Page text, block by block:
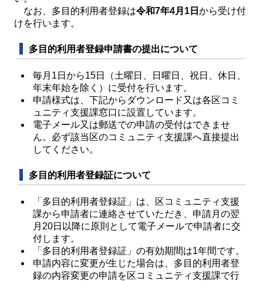
なお、多目的利用者登録は令和7年4月1日 から受け付
けを行います。
多目的利用者登録申請書の提出について
毎月1日から15日（土曜日、日曜日、祝日、休日、
年末年始を除く）に受付を行います。
申請様式は、下記からダウンロード又は各区コミ
ュニティ支援課窓口に設置しています。
電子メール又は郵送での申請の受付はできませ
ん。必ず該当区のコミュニティ支援課へ直接提出
してください。
多目的利用者登録証について
「多目的利用者登録証」は、区コミュニティ支援
課から申請者に連絡させていただき、申請月の翌
月20日以降に原則として電子メールで申請者に交
付します。
「多目的利用者登録証」の有効期間は1年間です。
申請内容に変更が生じた場合は、多目的利用者登
録の内容変更の申請を区コミュニティ支援課で行